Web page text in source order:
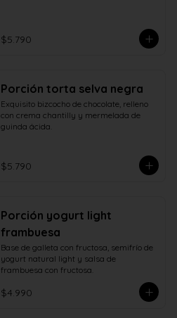
$5.790
Porción torta selva negra
Exquisito bizcocho de chocolate, relleno
con crema chantilly y mermelada de
guinda ácida.
$5.790
Porción yogurt light
frambuesa
Base de galleta con fructosa, semifrío de
yogurt natural light y salsa de
frambuesa con fructosa.
$4.990